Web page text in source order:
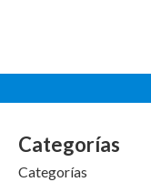
Categorías
Categorías